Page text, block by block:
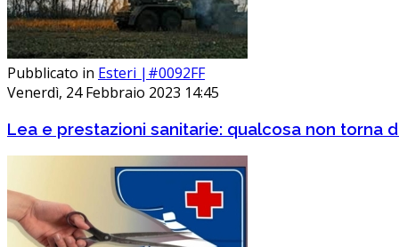
Pubblicato in Esteri |#0092FF
Venerdì, 24 Febbraio 2023 14:45
Lea e prestazioni sanitarie: qualcosa non torna